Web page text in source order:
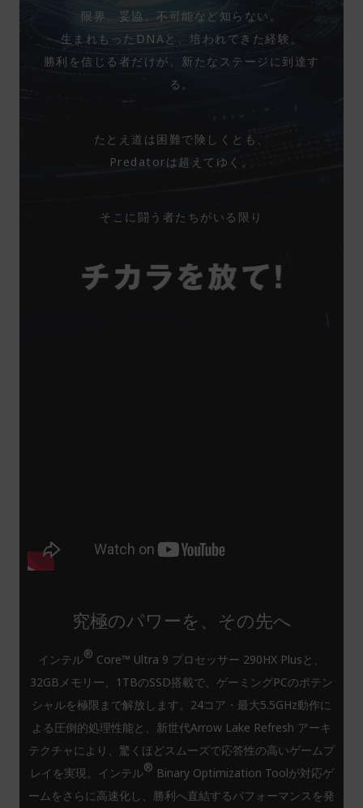
限界、妥協、不可能など知らない。
生まれもったDNAと、培われてきた経験。
勝利を信じる者だけが、新たなステージに到達す
る。
たとえ道は困難で険しくとも、
Predatorは超えてゆく。
そこに闘う者たちがいる限り
究極のパワーを、その先へ
インテル® Core™ Ultra 9 プロセッサー 290HX Plusと、
32GBメモリー、1TBのSSD搭載で、ゲーミングPCのポテン
シャルを極限まで解放します。24コア・最大5.5GHz動作に
よる圧倒的処理性能と、新世代Arrow Lake Refresh アーキ
テクチャにより、驚くほどスムーズで応答性の高いゲームプ
レイを実現。インテル® Binary Optimization Toolが対応ゲ
ームをさらに高速化し、勝利へ直結するパフォーマンスを発